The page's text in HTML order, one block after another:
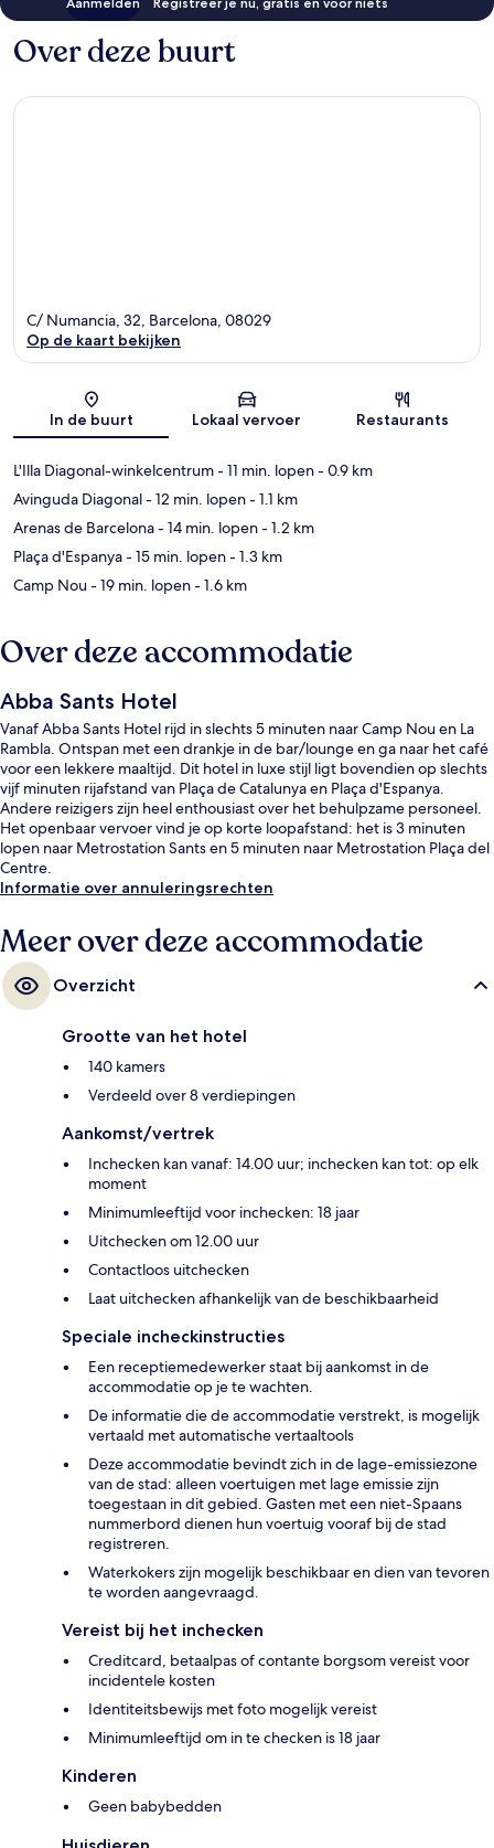
Over deze buurt
Kaart
C/ Numancia, 32, Barcelona, 08029
Op de kaart bekijken
In de buurt Lokaal vervoer Restaurants
L'Illa Diagonal-winkelcentrum- 11 min. lopen- 0.9 km
Avinguda Diagonal- 12 min. lopen- 1.1 km
Arenas de Barcelona- 14 min. lopen- 1.2 km
Plaça d'Espanya- 15 min. lopen- 1.3 km
Camp Nou- 19 min. lopen- 1.6 km
Over deze accommodatie
Abba Sants Hotel
Vanaf Abba Sants Hotel rijd in slechts 5 minuten naar Camp Nou en La
Rambla. Ontspan met een drankje in de bar/lounge en ga naar het café
voor een lekkere maaltijd. Dit hotel in luxe stijl ligt bovendien op slechts
vijf minuten rijafstand van Plaça de Catalunya en Plaça d'Espanya.
Andere reizigers zijn heel enthousiast over het behulpzame personeel.
Het openbaar vervoer vind je op korte loopafstand: het is 3 minuten
lopen naar Metrostation Sants en 5 minuten naar Metrostation Plaça del
Centre.
Informatie over annuleringsrechten
Meer over deze accommodatie
Overzicht
Grootte van het hotel
140 kamers
Verdeeld over 8 verdiepingen
Aankomst/vertrek
Inchecken kan vanaf: 14.00 uur; inchecken kan tot: op elk
moment
Minimumleeftijd voor inchecken: 18 jaar
Uitchecken om 12.00 uur
Contactloos uitchecken
Laat uitchecken afhankelijk van de beschikbaarheid
Speciale incheckinstructies
Een receptiemedewerker staat bij aankomst in de
accommodatie op je te wachten.
De informatie die de accommodatie verstrekt, is mogelijk
vertaald met automatische vertaaltools
Deze accommodatie bevindt zich in de lage-emissiezone
van de stad: alleen voertuigen met lage emissie zijn
toegestaan in dit gebied. Gasten met een niet-Spaans
nummerbord dienen hun voertuig vooraf bij de stad
registreren.
Waterkokers zijn mogelijk beschikbaar en dien van tevoren
te worden aangevraagd.
Vereist bij het inchecken
Creditcard, betaalpas of contante borgsom vereist voor
incidentele kosten
Identiteitsbewijs met foto mogelijk vereist
Minimumleeftijd om in te checken is 18 jaar
Kinderen
Geen babybedden